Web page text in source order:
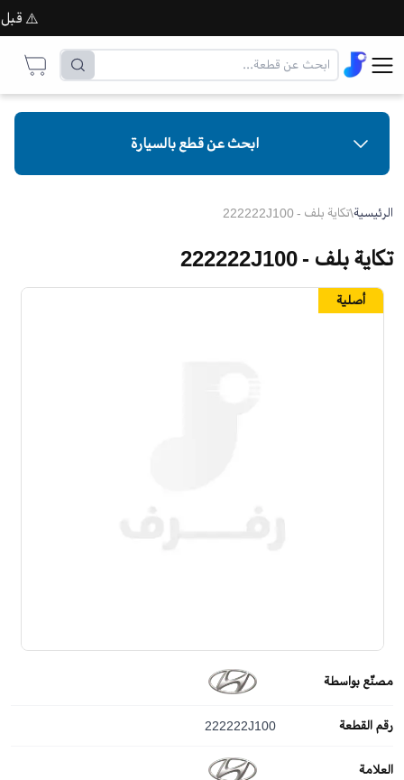
⚠️ قبل
ابحث عن قطع بالسيارة
الرئيسية\تكاية بلف - 222222J100
تكاية بلف - 222222J100
مصنّع بواسطة
رقم القطعة 222222J100
العلامة
أصلية